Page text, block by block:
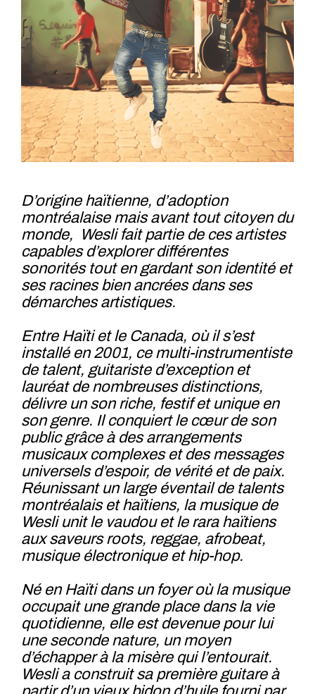
D’origine haïtienne, d’adoption
montréalaise mais avant tout citoyen du
monde, Wesli fait partie de ces artistes
capables d’explorer différentes
sonorités tout en gardant son identité et
ses racines bien ancrées dans ses
démarches artistiques.
Entre Haïti et le Canada, où il s’est
installé en 2001, ce multi-instrumentiste
de talent, guitariste d’exception et
lauréat de nombreuses distinctions,
délivre un son riche, festif et unique en
son genre. Il conquiert le cœur de son
public grâce à des arrangements
musicaux complexes et des messages
universels d’espoir, de vérité et de paix.
Réunissant un large éventail de talents
montréalais et haïtiens, la musique de
Wesli unit le vaudou et le rara haïtiens
aux saveurs roots, reggae, afrobeat,
musique électronique et hip-hop.
Né en Haïti dans un foyer où la musique
occupait une grande place dans la vie
quotidienne, elle est devenue pour lui
une seconde nature, un moyen
d’échapper à la misère qui l’entourait.
Wesli a construit sa première guitare à